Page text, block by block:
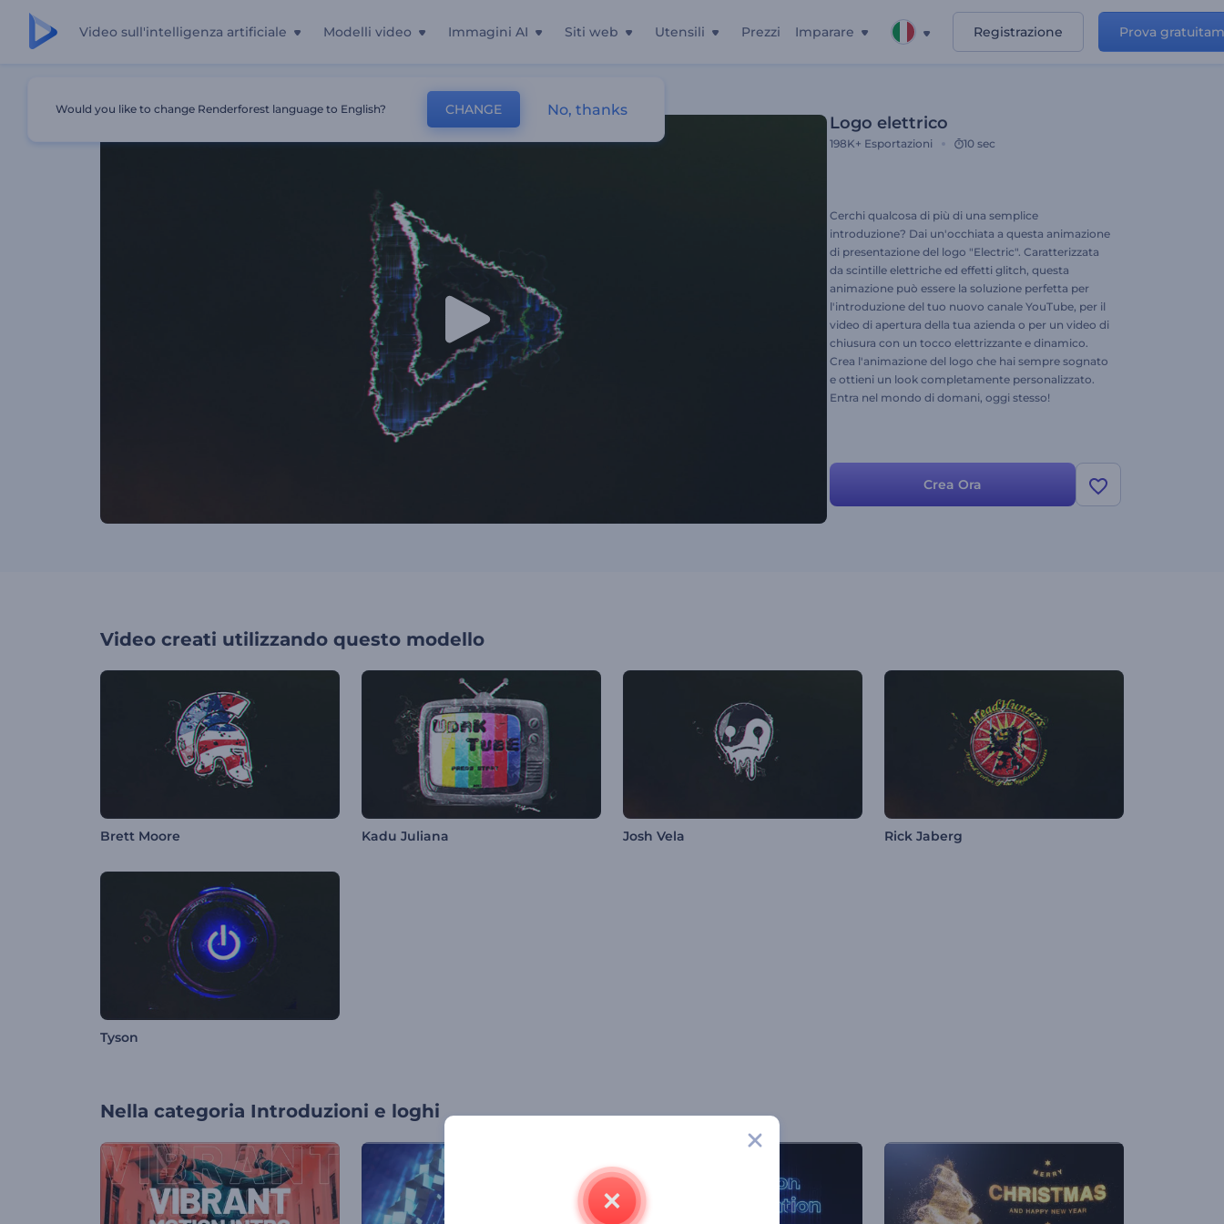
Video sull'intelligenza artificiale Modelli video Immagini AI Siti web Utensili Prezzi Imparare Registrazione Prova
Logo elettrico
198K+ Esportazioni 10 sec
Cerchi qualcosa di più di una semplice
introduzione? Dai un'occhiata a questa animazione
di presentazione del logo "Electric". Caratterizzata
da scintille elettriche ed effetti glitch, questa
animazione può essere la soluzione perfetta per
l'introduzione del tuo nuovo canale YouTube, per il
video di apertura della tua azienda o per un video di
chiusura con un tocco elettrizzante e dinamico.
Crea l'animazione del logo che hai sempre sognato
e ottieni un look completamente personalizzato.
Entra nel mondo di domani, oggi stesso!
Crea Ora
Video creati utilizzando questo modello
Brett Moore Kadu Juliana Josh Vela Rick Jaberg
Tyson
Nella categoria Introduzioni e loghi
Would you like to change Renderforest language to English? CHANGE No, thanks